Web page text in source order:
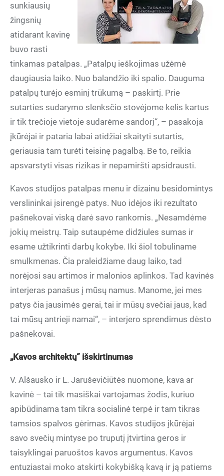
sunkiausių
žingsnių
atidarant kavinę
buvo rasti
tinkamas patalpas. „Patalpų ieškojimas užėmė
daugiausia laiko. Nuo balandžio iki spalio. Dauguma
patalpų turėjo esminį trūkumą – paskirtį. Prie
sutarties sudarymo slenksčio stovėjome kelis kartus
ir tik trečioje vietoje sudarėme sandorį“, – pasakoja
įkūrėjai ir pataria labai atidžiai skaityti sutartis,
geriausia tam turėti teisinę pagalbą. Be to, reikia
apsvarstyti visas rizikas ir nepamiršti apsidrausti.
Kavos studijos patalpas menu ir dizainu besidomintys
verslininkai įsirengė patys. Nuo idėjos iki rezultato
pašnekovai viską darė savo rankomis. „Nesamdėme
jokių meistrų. Taip sutaupėme didžiules sumas ir
esame užtikrinti darbų kokybe. Iki šiol tobuliname
smulkmenas. Čia praleidžiame daug laiko, tad
norėjosi sau artimos ir malonios aplinkos. Tad kavinės
interjeras panašus į mūsų namus. Manome, jei mes
patys čia jausimės gerai, tai ir mūsų svečiai jaus, kad
tai mūsų antrieji namai“, – interjero sprendimus dėsto
pašnekovai.
„Kavos architektų“ išskirtinumas
V. Alšausko ir L. Jaruševičiūtės nuomone, kava ar
kavinė – tai tik masiškai vartojamas žodis, kuriuo
apibūdinama tam tikra socialinė terpė ir tam tikras
tamsios spalvos gėrimas. Kavos studijos įkūrėjai
savo svečių mintyse po truputį įtvirtina geros ir
taisyklingai paruoštos kavos argumentus. Kavos
entuziastai moko atskirti kokybišką kavą ir ją patiems